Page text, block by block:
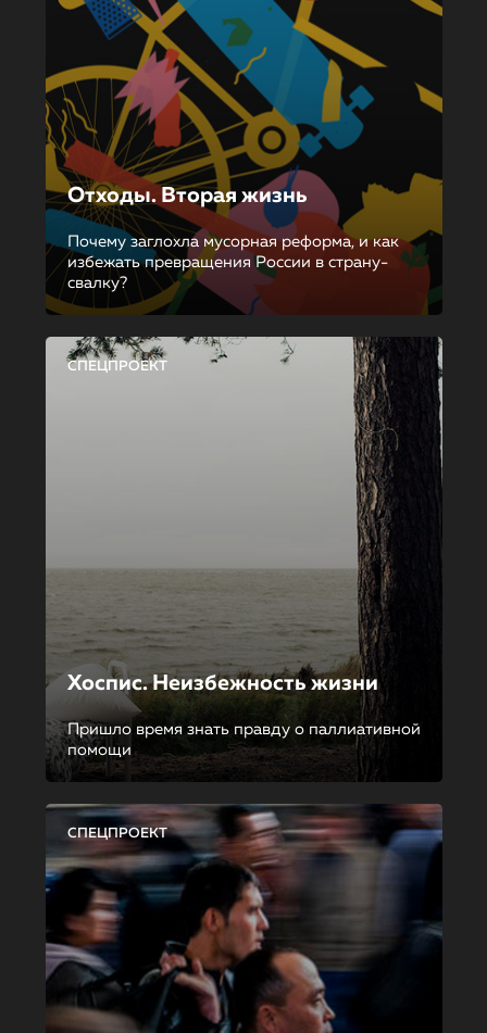
Отходы. Вторая жизнь
Почему заглохла мусорная реформа, и как
избежать превращения России в страну-
свалку?
СПЕЦПРОЕКТ
Хоспис. Неизбежность жизни
Пришло время знать правду о паллиативной
помощи
СПЕЦПРОЕКТ